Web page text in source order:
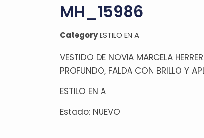
MH_15986
CategoryESTILO EN A
VESTIDO DE NOVIA MARCELA
PROFUNDO, FALDA CON BRILLO Y
ESTILO EN A
Estado: NUEVO